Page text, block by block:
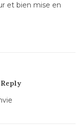
et bien mise en
Reply